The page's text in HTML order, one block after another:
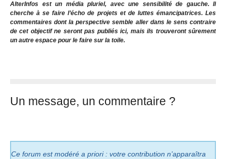
AlterInfos est un média pluriel, avec une sensibilité de gauche. Il
cherche à se faire l’écho de projets et de luttes émancipatrices. Les
commentaires dont la perspective semble aller dans le sens contraire
de cet objectif ne seront pas publiés ici, mais ils trouveront sûrement
un autre espace pour le faire sur la toile.
Un message, un commentaire ?
Ce forum est modéré a priori : votre contribution n’apparaîtra